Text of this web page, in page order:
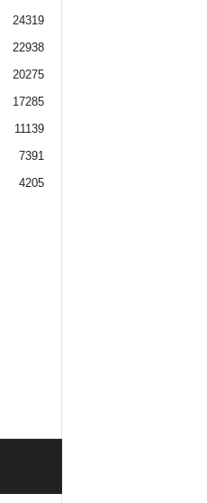
24319
22938
20275
17285
11139
7391
4205